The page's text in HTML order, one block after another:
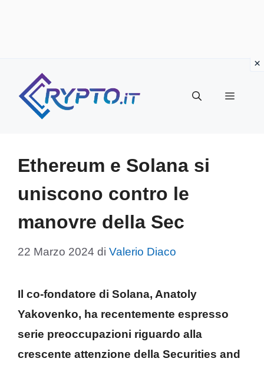
contenuto
Menu
Ethereum e Solana si
uniscono contro le
manovre della Sec
22 Marzo 2024 di Valerio Diaco
Il co-fondatore di Solana, Anatoly
Yakovenko, ha recentemente espresso
serie preoccupazioni riguardo alla
crescente attenzione della Securities and